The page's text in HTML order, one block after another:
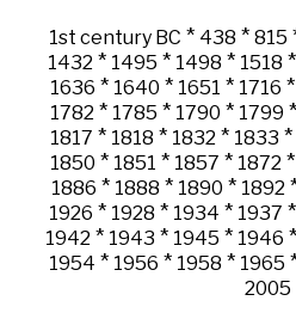
1st century BC * 438 * 815
1432 * 1495 * 1498 * 1518 *
1636 * 1640 * 1651 * 1716 *
1782 * 1785 * 1790 * 1799 *
1817 * 1818 * 1832 * 1833 *
1850 * 1851 * 1857 * 1872 *
1886 * 1888 * 1890 * 1892
1926 * 1928 * 1934 * 1937 *
1942 * 1943 * 1945 * 1946 *
1954 * 1956 * 1958 * 1965
2005